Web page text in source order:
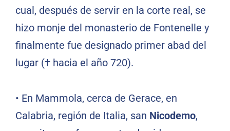
cual, después de servir en la corte real, se
hizo monje del monasterio de Fontenelle y
finalmente fue designado primer abad del
lugar († hacia el año 720).
• En Mammola, cerca de Gerace, en
Calabria, región de Italia, san Nicodemo,